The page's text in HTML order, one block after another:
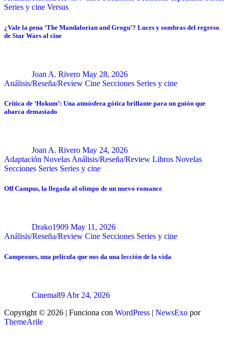
Series y cine Versus
¿Vale la pena ‘The Mandalorian and Grogu’? Luces y sombras del regreso
de Star Wars al cine
Joan A. Rivero May 28, 2026
Análisis/Reseña/Review Cine Secciones Series y cine
Crítica de ‘Hokum’: Una atmósfera gótica brillante para un guión que
abarca demasiado
Joan A. Rivero May 24, 2026
Adaptación Novelas Análisis/Reseña/Review Libros Novelas
Secciones Series Series y cine
Off Campus, la llegada al olimpo de un nuevo romance
Drako1909 May 11, 2026
Análisis/Reseña/Review Cine Secciones Series y cine
Campeones, una película que nos da una lección de la vida
Cinema89 Abr 24, 2026
Copyright © 2026 | Funciona con WordPress | NewsExo por
ThemeArile